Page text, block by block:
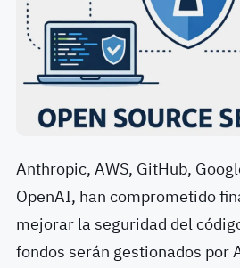
Anthropic, AWS, GitHub,
OpenAI, han comprometido
mejorar la seguridad del
fondos serán gestionados por